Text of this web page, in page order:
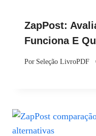
ZapPost:
Funciona E
Por Seleção LivroPDF